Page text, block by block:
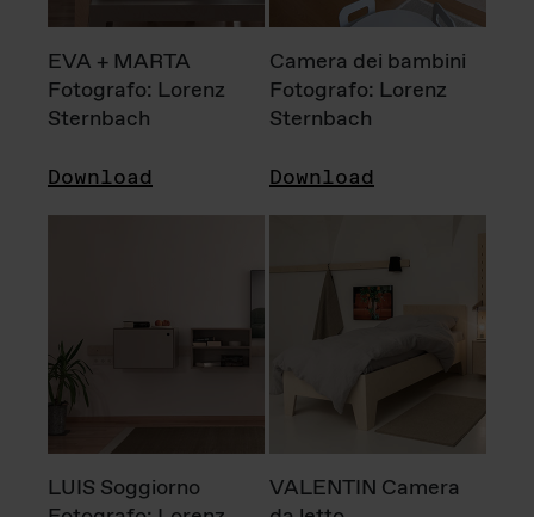
EVA + MARTA
Fotografo: Lorenz
Sternbach
Download
Camera dei bambini
Fotografo: Lorenz
Sternbach
Download
LUIS Soggiorno
VALENTIN Camera